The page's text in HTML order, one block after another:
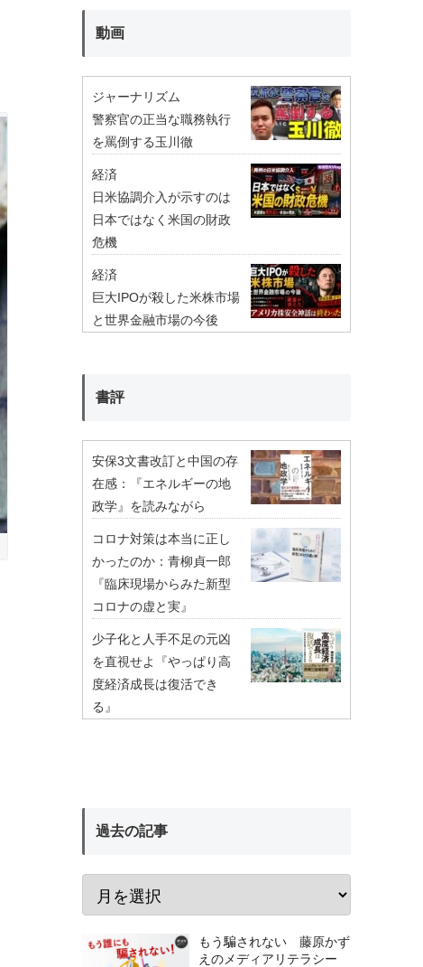
動画
ジャーナリズム
警察官の正当な職務執行
を罵倒する玉川徹
経済
日米協調介入が示すのは
日本ではなく米国の財政
危機
経済
巨大IPOが殺した米株市場
と世界金融市場の今後
書評
安保3文書改訂と中国の存
在感：『エネルギーの地
政学』を読みながら
コロナ対策は本当に正し
かったのか：青柳貞一郎
『臨床現場からみた新型
コロナの虚と実』
少子化と人手不足の元凶
を直視せよ『やっぱり高
度経済成長は復活でき
る』
過去の記事
もう騙されない 藤原かず
えのメディアリテラシー